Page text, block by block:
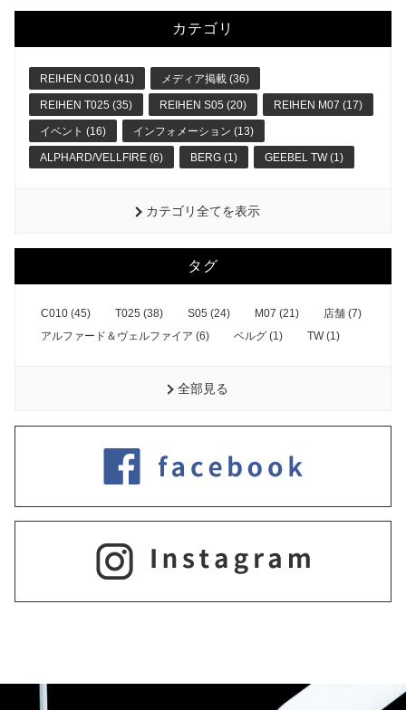
カテゴリ
REIHEN C010 (41) メディア掲載 (36)
REIHEN T025 (35) REIHEN S05 (20) REIHEN M07 (17)
イベント (16) インフォメーション (13)
ALPHARD/VELLFIRE (6) BERG (1) GEEBEL TW (1)
カテゴリ全てを表示
タグ
C010 (45) T025 (38) S05 (24) M07 (21)
店舗 (7)
アルファード＆ヴェルファイア (6)
ベルグ (1) TW (1)
全部見る